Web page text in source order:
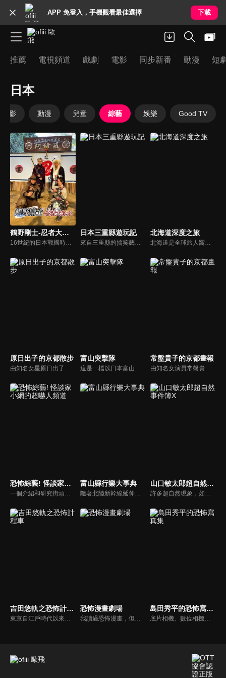
APP 免登入，手機觀看最佳選擇 下載
推薦 電視頻道 戲劇 電影 同步新番 動漫 短
日本
電影 動漫 兒童 綜藝 娛樂 Good TV
鶴野剛士-忍者大百科
16世紀的日本戰國時代，忍者效忠主公，潛入敵營，守護機密，並以忍術擊敗敵人。日本各地流傳著多個忍術流派，其中最著名的莫過於伊賀流，其歷史價值已獲日本文化廳認定為「日本遺產」。本節目將聚焦忍者代代相傳的遺產，由多次主演奧特曼主角的鶴野剛士親自演示忍者的身心修練。
日本三重縣遊玩記
來自三重縣的搞笑藝人 Chan Kawai 卡哇伊章與助理池山智瑛一起走遍日本。節目中充滿各種有趣的資訊，例如觀光景點與美味料理，都能讓你心動。或許你也能在這裡找到屬於日本的獨特小秘訣？
北海道深度之旅
北海道是全球旅人嚮往的地方。本節目將帶來最新的觀光資訊。每週由一位女性記者介紹北海道某一地區的旅遊資訊與飯店，讓您掌握連遊客都還不知道的最新消息！
原日出子的京都散步 富山突擊隊 常盤貴子的京都畫報
恐怖綜藝! 怪談家小網的超嚇人頻道 富山縣行樂大事典 山口敏太郎超自然事件簿X
吉田悠軌之恐怖計程車
東京自江戶時代以來就是惡怨之地，時至今日，這裡依然不斷誕生新的鬼故事，節目中將搭乘由靈媒司機阿真先生駕駛的「恐怖計程車」以及在怪談社團「玉米會」會長-吉田悠軌的帶領下，踏上遊歷東京各地怪異事件發生地的旅程！一路上，會分享與鬼故事和個人經驗相關的內容。
恐怖漫畫劇場
我讀過恐怖漫畫，但我沒有太多機會知道是什麼啟發了作家，誰影響了他們，以及他們在畫它們時有什麼樣的想法。這些內容揭示了藝術家不為人知的一面，例如製作的幕後故事，繪製恐怖漫畫的原因以及如何保持動力，即使是最狂熱的粉絲也從未知道。
島田秀平的恐怖寫真集
底片相機、數位相機、智慧型手機等工具不斷進化，但「靈異照片」依然持續存在。收集靈異照片的恐怖寫真集館長島田秀平，將與他的助手三田羽衣一起介紹一些靈異照片。這些照片是從全國各地發來的照片中精心挑選的，請靈能力者進行鑑定，他們認為這是真實的！你能忍受三田羽衣尖叫並陷入的恐懼嗎......